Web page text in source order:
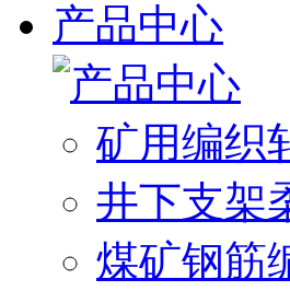
产品中心
矿用编织
井下支架
煤矿钢筋